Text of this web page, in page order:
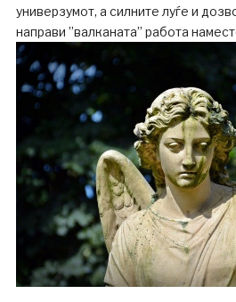
универзумот, а силните луѓе и
направи ”валканата” работа